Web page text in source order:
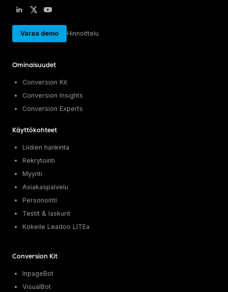
Varaa demo Hinnoittelu
Ominaisuudet
Conversion Kit
Conversion Insights
Conversion Experts
Käyttökohteet
Liidien hankinta
Rekrytointi
Myynti
Asiakaspalvelu
Personointi
Testit & laskurit
Kokeile Leadoo LITEa
Conversion Kit
InpageBot
VisualBot